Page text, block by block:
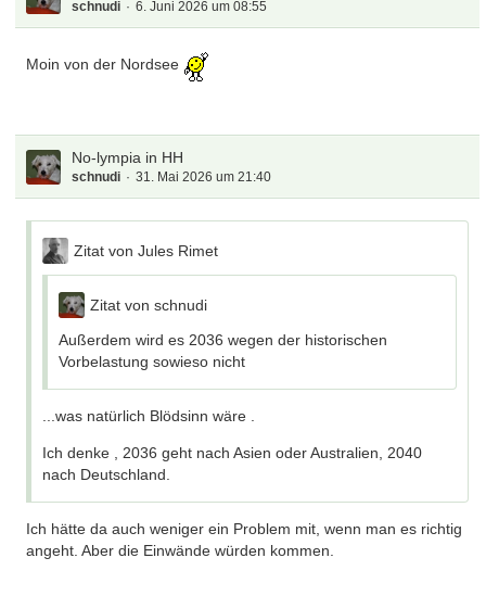
schnudi 6. Juni 2026 um 08:55
Moin von der Nordsee
No-lympia in HH
schnudi 31. Mai 2026 um 21:40
Zitat von Jules Rimet
Zitat von schnudi
Außerdem wird es 2036 wegen der historischen
Vorbelastung sowieso nicht
...was natürlich Blödsinn wäre .
Ich denke , 2036 geht nach Asien oder Australien, 2040
nach Deutschland.
Ich hätte da auch weniger ein Problem mit, wenn man es richtig
angeht. Aber die Einwände würden kommen.